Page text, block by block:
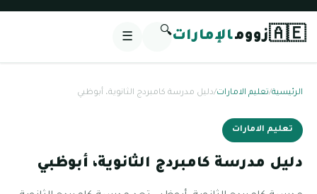
🇦🇪زوومالإمارات🔍
☰
الرئيسية/تعليم الامارات/دليل مدرسة كامبردج الثانوية، أبوظبي
تعليم الامارات
دليل مدرسة كامبردج الثانوية، أبوظبي